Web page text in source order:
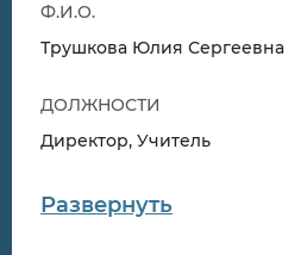
Ф.И.О.
Трушкова Юлия Сергеевна
ДОЛЖНОСТИ
Директор, Учитель
Развернуть